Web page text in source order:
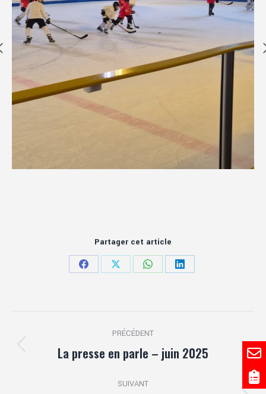
Partager cet article
PartagerPartagerPartagerPartager
article
PRÉCÉDENT
Article
:
La presse en parle – juin 2025
SUIVANT